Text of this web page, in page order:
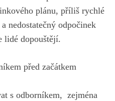
plánu, příliš rychlé
nedostatečný odpočinek
lidé dopouštějí.
před začátkem
s odborníkem,
zejména⁤